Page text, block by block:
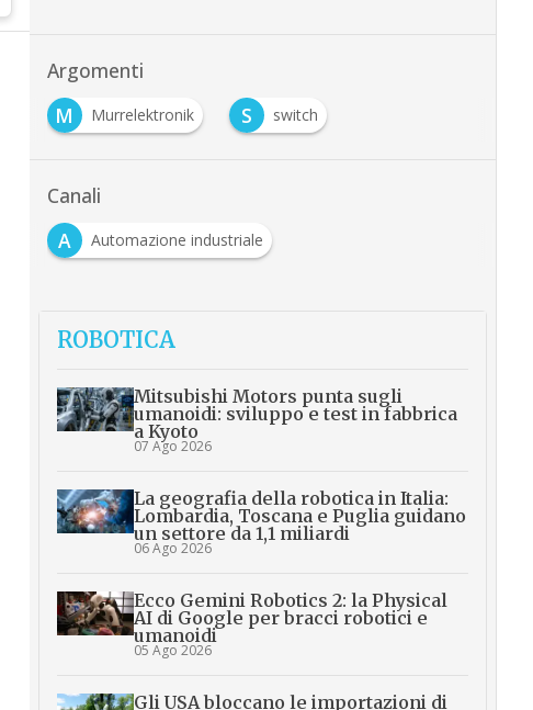
Argomenti
M
Murrelektronik S switch
Canali
A
Automazione industriale
ROBOTICA
Mitsubishi Motors punta sugli
umanoidi: sviluppo e test in fabbrica
a Kyoto
07 Ago 2026
La geografia della robotica in Italia:
Lombardia, Toscana e Puglia guidano
un settore da 1,1 miliardi
06 Ago 2026
Ecco Gemini Robotics 2: la Physical
AI di Google per bracci robotici e
umanoidi
05 Ago 2026
Gli USA bloccano le importazioni di